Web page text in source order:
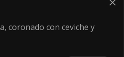
Roll
coronado con ceviche y